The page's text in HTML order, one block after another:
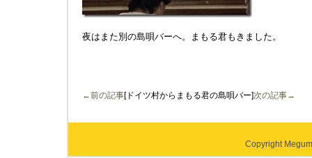
夜はまた別の島唄バーへ。まもる君もきました。
←前の記事[ドイツ村からまもる君の島唄バー]次の記事→
Copyright